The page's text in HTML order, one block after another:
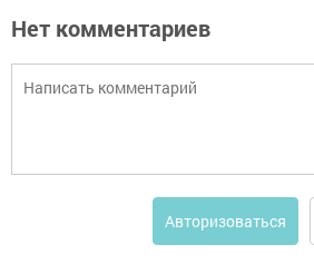
Нет комментариев
Авторизоваться